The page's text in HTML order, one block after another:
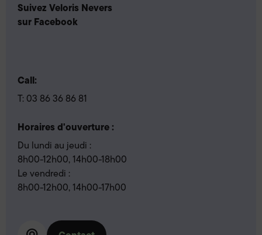
Suivez Veloris Nevers
sur Facebook
Call:
T: 03 86 36 86 81
Horaires d'ouverture :
Du lundi au jeudi :
8h00-12h00, 14h00-18h00
Le vendredi :
8h00-12h00, 14h00-17h00